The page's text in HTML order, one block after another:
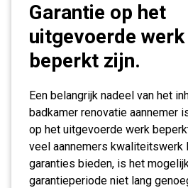
Garantie op het
uitgevoerde werk
beperkt zijn.
Een belangrijk nadeel van het
badkamer renovatie aannemer
op het uitgevoerde werk
veel aannemers kwaliteitswerk
garanties bieden, is het
garantieperiode niet lang